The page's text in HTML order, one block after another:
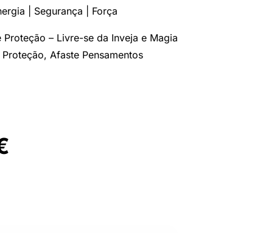
| Segurança | Força
– Livre-se da Inveja e Magia
Afaste Pensamentos